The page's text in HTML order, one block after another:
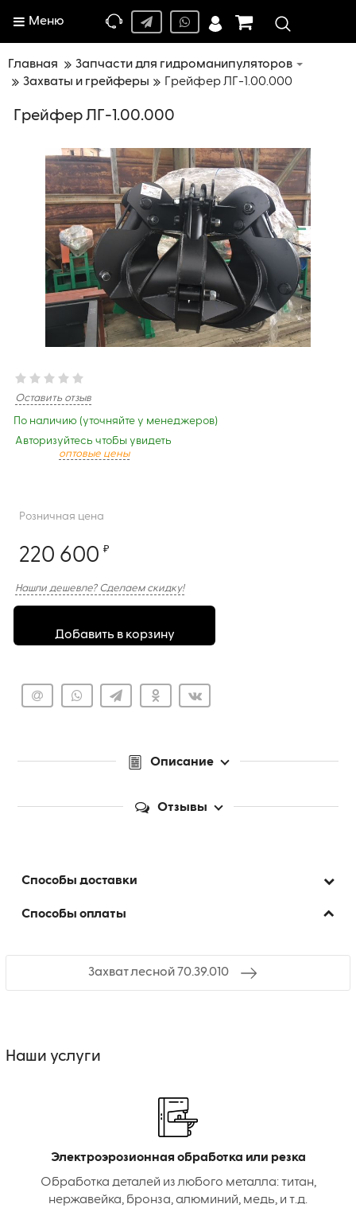
Меню
Главная
Запчасти для гидроманипуляторов
Захваты и грейферы
Грейфер ЛГ-1.00.000
Грейфер ЛГ-1.00.000
Оставить отзыв
По наличию (уточняйте у менеджеров)
Авторизуйтесь чтобы увидеть
оптовые цены
Розничная цена
220 600 ₽
Нашли дешевле? Сделаем скидку!
Добавить в корзину
Описание
Отзывы
Способы доставки
Способы оплаты
Захват лесной 70.39.010
Наши услуги
Электроэрозионная обработка или резка
Обработка деталей из любого металла: титан,
нержавейка, бронза, алюминий, медь, и т.д.